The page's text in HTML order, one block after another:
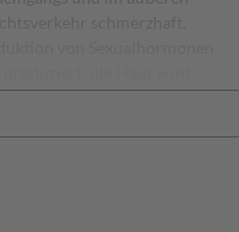
die dennoch